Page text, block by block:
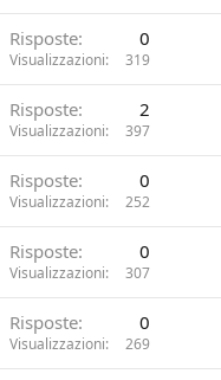
Risposte 0
Visualizzazioni 319
Risposte 2
Visualizzazioni 397
Risposte 0
Visualizzazioni 252
Risposte 0
Visualizzazioni 307
Risposte 0
Visualizzazioni 269